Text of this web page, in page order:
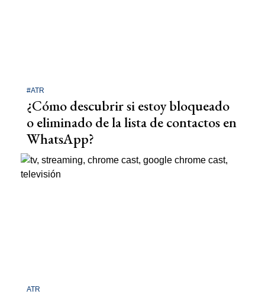
#ATR
¿Cómo descubrir si estoy bloqueado
o eliminado de la lista de contactos en
WhatsApp?
ATR